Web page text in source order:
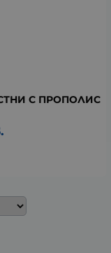
С ПРОПОЛИС